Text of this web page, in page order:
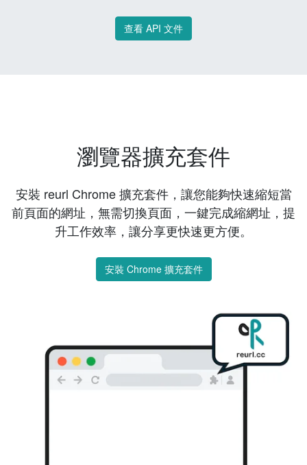
查看 API 文件
瀏覽器擴充套件
安裝 reurl Chrome 擴充套件，讓您能夠快速縮短當
前頁面的網址，無需切換頁面，一鍵完成縮網址，提
升工作效率，讓分享更快速更方便。
安裝 Chrome 擴充套件